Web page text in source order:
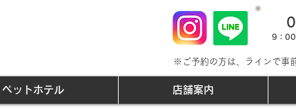
9：00
※ご予約の方は、ラインで事
ペットホテル 店舗案内